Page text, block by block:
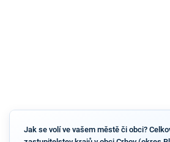
Jak se volí ve vašem městě či obci?